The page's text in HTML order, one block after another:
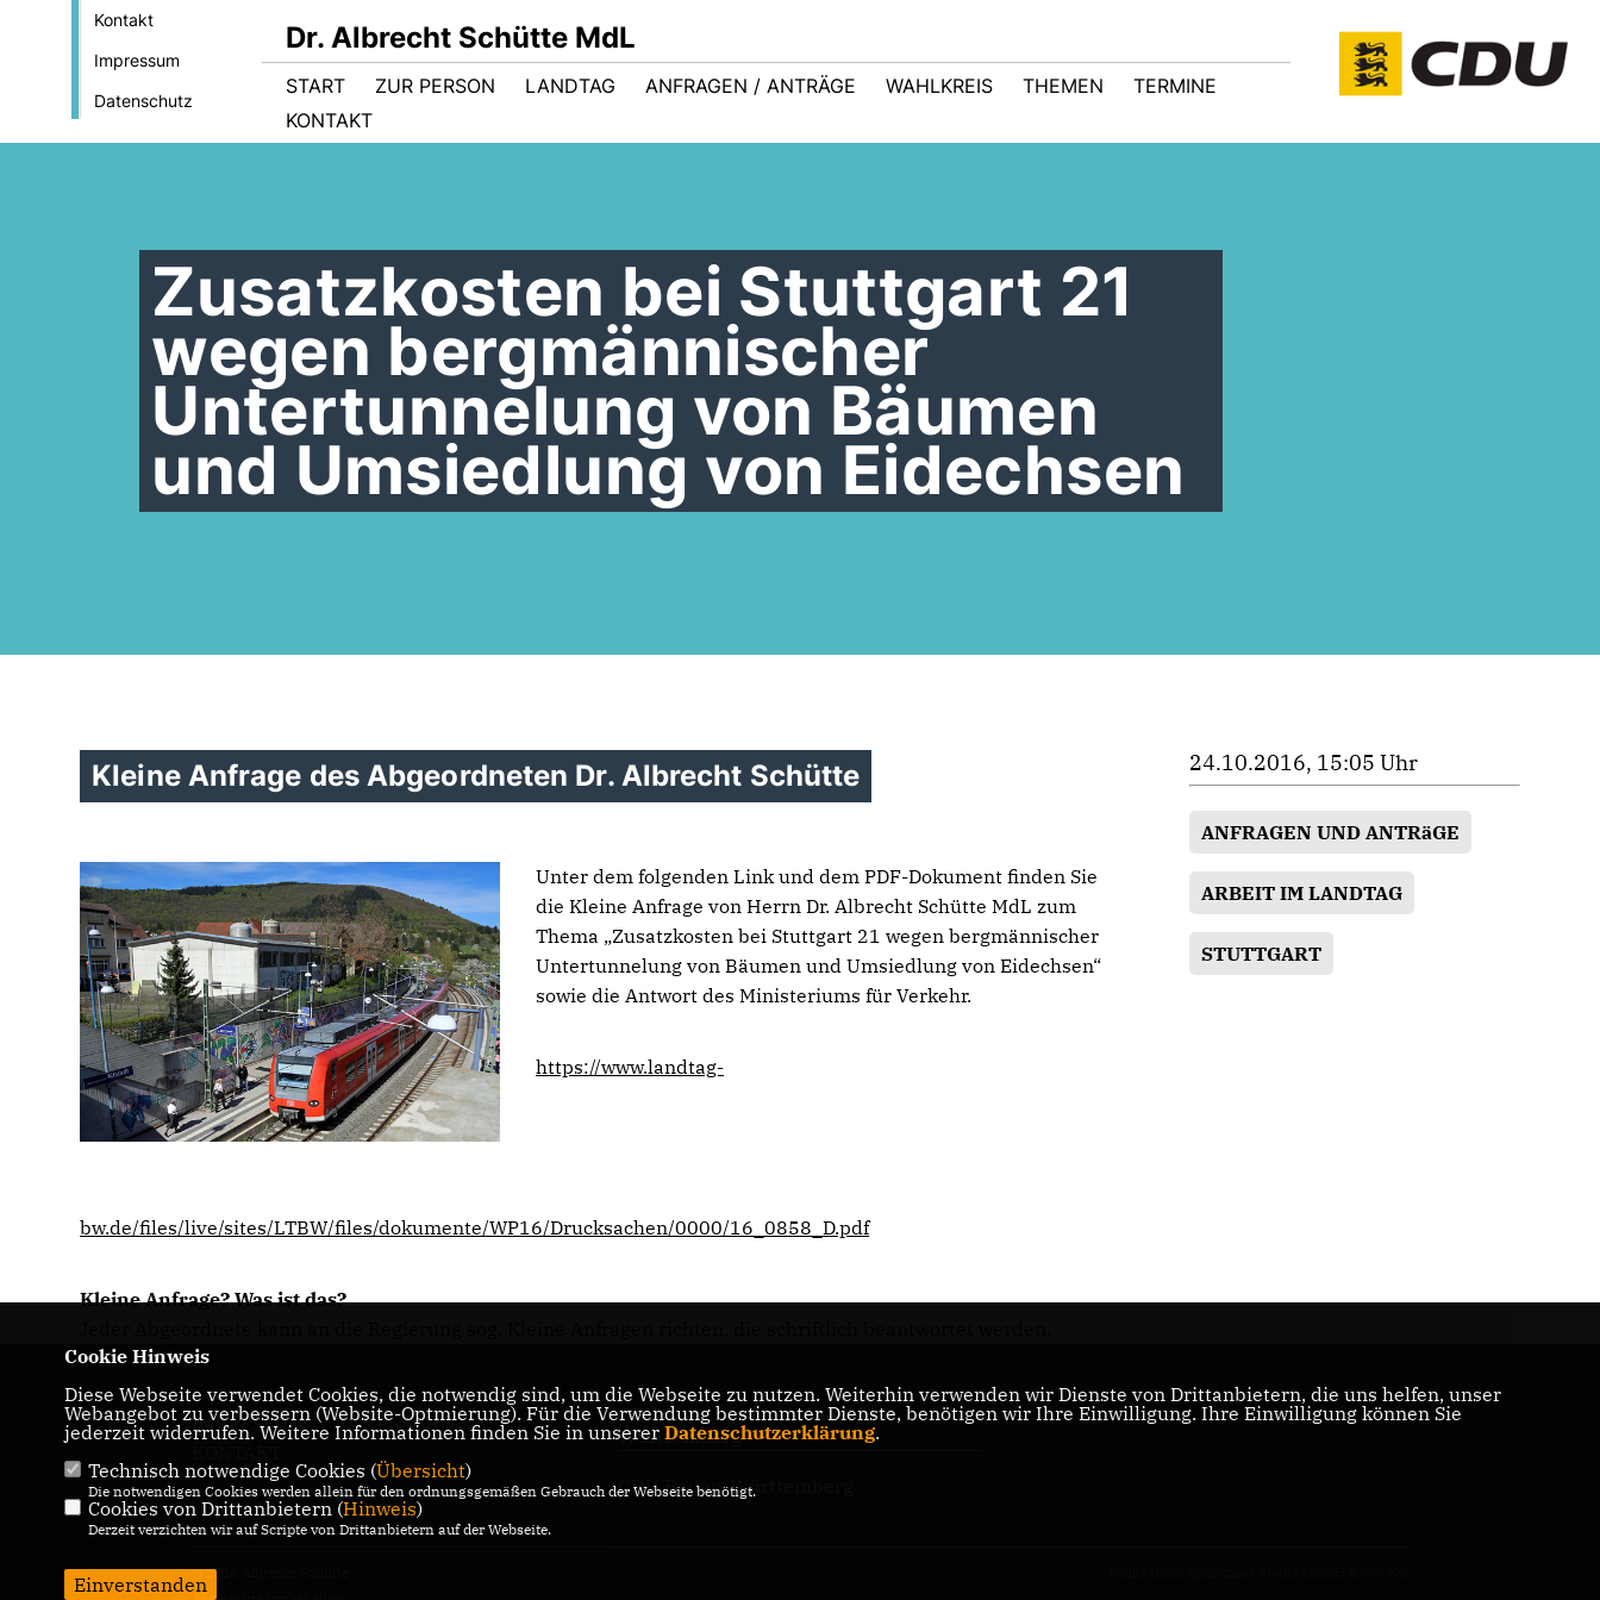
Kontakt
Impressum
Datenschutz
Dr. Albrecht Schütte MdL
START ZUR PERSON LANDTAG ANFRAGEN / ANTRÄGE WAHLKREIS THEMEN
TERMINE
KONTAKT
Zusatzkosten bei Stuttgart 21
wegen bergmännischer
Untertunnelung von Bäumen
und Umsiedlung von Eidechsen
Kleine Anfrage des Abgeordneten Dr. Albrecht Schütte
Unter dem folgenden Link und dem PDF-Dokument finden Sie
die Kleine Anfrage von Herrn Dr. Albrecht Schütte MdL zum
Thema „Zusatzkosten bei Stuttgart 21 wegen bergmännischer
Untertunnelung von Bäumen und Umsiedlung von Eidechsen“
sowie die Antwort des Ministeriums für Verkehr.
https://www.landtag-
bw.de/files/live/sites/LTBW/files/dokumente/WP16/Drucksachen/0000/16_0858_D.pdf
Kleine Anfrage? Was ist das?
24.10.2016, 15:05 Uhr
ANFRAGEN UND ANTRäGE
ARBEIT IM LANDTAG
STUTTGART
IMPRESSUM
DATENSCHUTZ
CDU-Landtagsfraktion Baden-
Württemberg
CDU Baden-Württemberg
@2026 Albrecht Schütte
Cookie Hinweis
Diese Webseite verwendet Cookies, die notwendig sind, um die Webseite zu nutzen. Weiterhin verwenden wir Dienste von Drittanbietern, die uns helfen, unser
Webangebot zu verbessern (Website-Optmierung). Für die Verwendung bestimmter Dienste, benötigen wir Ihre Einwilligung. Ihre Einwilligung können Sie
jederzeit widerrufen. Weitere Informationen finden Sie in unserer Datenschutzerklärung.
Technisch notwendige Cookies (Übersicht)
Die notwendigen Cookies werden allein für den ordnungsgemäßen Gebrauch der Webseite benötigt.
Cookies von Drittanbietern (Hinweis)
Derzeit verzichten wir auf Scripte von Drittanbietern auf der Webseite.
Einverstanden